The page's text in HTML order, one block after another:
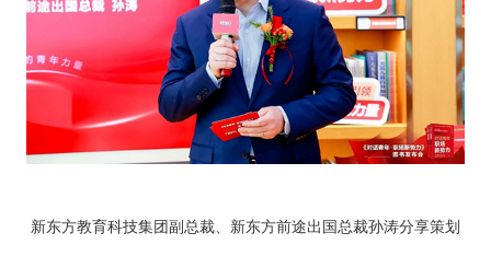
新东方教育科技集团副总裁、新东方前途出国总裁孙涛分享策划